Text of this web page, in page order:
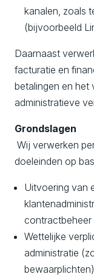
kanalen, zoals
(bijvoorbeeld
Daarnaast
facturatie en
betalingen en het
administratieve
Grondslagen
Wij verwerken
doeleinden op
Uitvoering van
contractbeheer
Wettelijke
administratie